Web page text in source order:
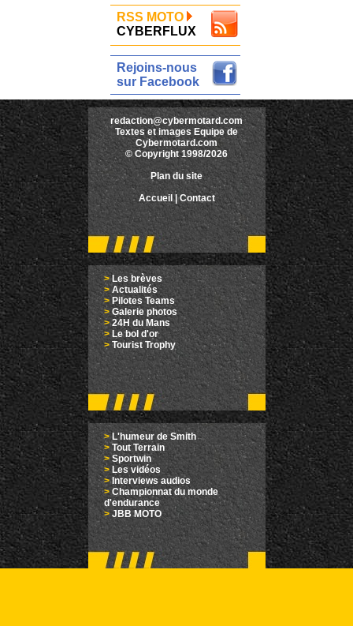
RSS MOTO
CYBERFLUX
Rejoins-nous
sur Facebook
redaction@cybermotard.com
Textes et images Equipe de
Cybermotard.com
© Copyright 1998/2026
Plan du site
Accueil |Contact
>Les brèves
> Actualités
> Pilotes Teams
>Galerie photos
>24H du Mans
>Le bol d'or
> Tourist Trophy
>L'humeur de Smith
> Tout Terrain
> Sportwin
> Les vidéos
> Interviews audios
>Championnat du monde
d'endurance
> JBB MOTO